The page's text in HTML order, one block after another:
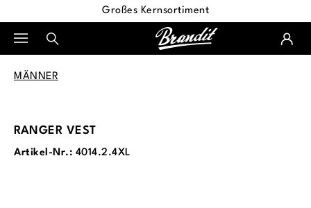
Großes Kernsortiment
MÄNNER
RANGER VEST
Artikel-Nr.: 4014.2.4XL